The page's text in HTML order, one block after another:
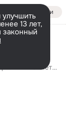
Войти
13 лет,
законный
ЧУПЭ Метель